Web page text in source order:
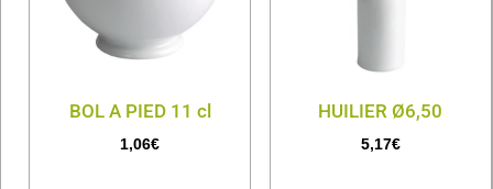
BOL A PIED 11 cl
1,06€
HUILIER Ø6,50
5,17€